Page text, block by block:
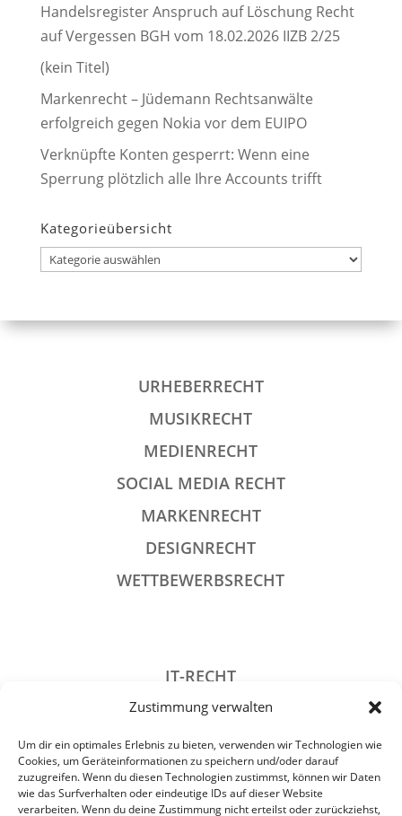
Zustimmung verwalten
Um dir ein optimales Erlebnis zu bieten, verwenden wir Technologien wie
Cookies, um Geräteinformationen zu speichern und/oder darauf
zuzugreifen. Wenn du diesen Technologien zustimmst, können wir Daten
wie das Surfverhalten oder eindeutige IDs auf dieser Website
verarbeiten. Wenn du deine Zustimmung nicht erteilst oder zurückziehst,
Handelsregister Anspruch auf Löschung Recht
auf Vergessen BGH vom 18.02.2026 IIZB 2/25
(kein Titel)
Markenrecht – Jüdemann Rechtsanwälte
erfolgreich gegen Nokia vor dem EUIPO
Verknüpfte Konten gesperrt: Wenn eine
Sperrung plötzlich alle Ihre Accounts trifft
Kategorieübersicht
Kategorieübersicht
URHEBERRECHT
MUSIKRECHT
MEDIENRECHT
SOCIAL MEDIA RECHT
MARKENRECHT
DESIGNRECHT
WETTBEWERBSRECHT
IT-RECHT
DATENSCHUTZRECHT
STRAFRECHT
GESELLSCHAFTSRECHT
VERANSTALTUNGSRECHT